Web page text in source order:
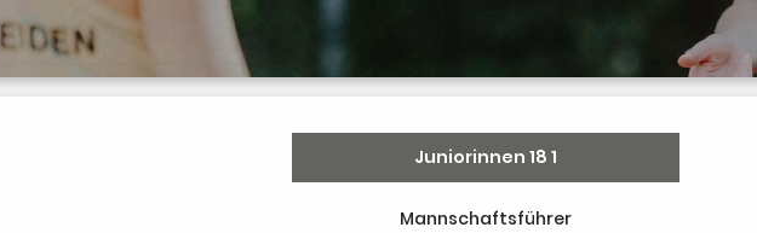
Juniorinnen 18 1
Mannschaftsführer